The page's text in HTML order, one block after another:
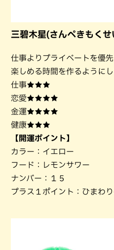
三碧木星(さんぺきもくせ
仕事よりプライベートを優
楽しめる時間を作るようにし
仕事★★★
恋愛★★★★
金運★★★★
健康★★★
【開運ポイント】
カラー：イエロー
フード：レモンサワー
ナンバー：１５
プラス１ポイント：ひまわ